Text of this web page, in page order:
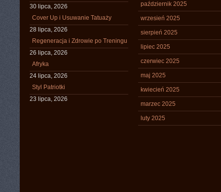
30 lipca, 2026
Cover Up i Usuwanie Tatuaży
28 lipca, 2026
Regeneracja i Zdrowie po Treningu
26 lipca, 2026
Afryka
24 lipca, 2026
Styl Patriotki
23 lipca, 2026
październik 2025
wrzesień 2025
sierpień 2025
lipiec 2025
czerwiec 2025
maj 2025
kwiecień 2025
marzec 2025
luty 2025